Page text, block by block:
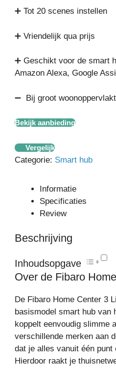
➕ Tot 20 scenes instellen
➕ Vriendelijk qua prijs
➕ Geschikt voor de smart
Amazon Alexa, Google
➖ Bij groot
Bekijk aanbieding
Vergelijk
Categorie: Smart hub
Informatie
Specificaties
Review
Beschrijving
Inhoudsopgave
Over de Fibaro
De Fibaro Home Center 3
basismodel smart hub van
koppelt eenvoudig slimme
verschillende merken aan
dat je alles vanuit één
Hierdoor raakt je